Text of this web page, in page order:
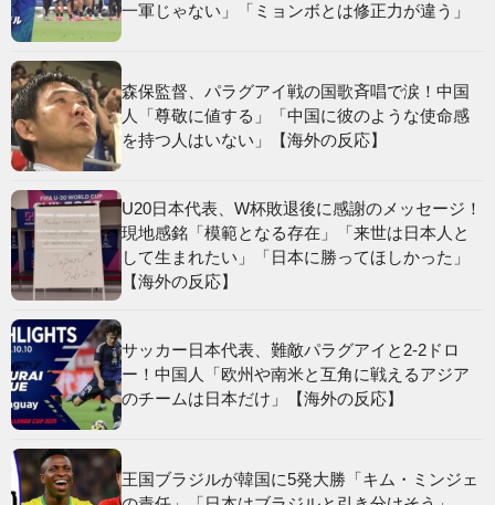
一軍じゃない」「ミョンボとは修正力が違う」
森保監督、パラグアイ戦の国歌斉唱で涙！中国
人「尊敬に値する」「中国に彼のような使命感
を持つ人はいない」【海外の反応】
U20日本代表、W杯敗退後に感謝のメッセージ！
現地感銘「模範となる存在」「来世は日本人と
して生まれたい」「日本に勝ってほしかった」
【海外の反応】
サッカー日本代表、難敵パラグアイと2-2ドロ
ー！中国人「欧州や南米と互角に戦えるアジア
のチームは日本だけ」【海外の反応】
王国ブラジルが韓国に5発大勝「キム・ミンジェ